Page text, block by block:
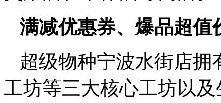
满减优惠券、爆品超值
超级物种宁波水街店
工坊等三大核心工坊以